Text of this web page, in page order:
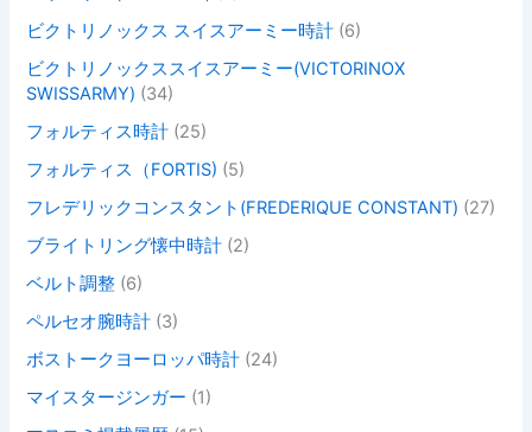
ビクトリノックス スイスアーミー時計 (6)
ビクトリノックススイスアーミー(VICTORINOX
SWISSARMY) (34)
フォルティス時計 (25)
フォルティス（FORTIS) (5)
フレデリックコンスタント(FREDERIQUE CONSTANT) (27)
ブライトリング懐中時計 (2)
ベルト調整 (6)
ペルセオ腕時計 (3)
ボストークヨーロッパ時計 (24)
マイスタージンガー (1)